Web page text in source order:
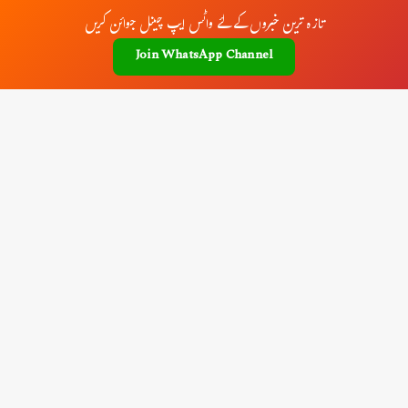
تازہ ترین خبروں کے لئے واٹس ایپ چینل جوائن کریں
Join WhatsApp Channel